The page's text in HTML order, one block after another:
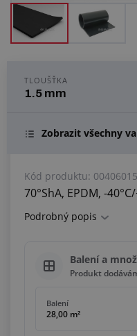
TLOUŠŤKA
1.5 mm
Zobrazit všechny
Kód produktu: 00406015
70°ShA, EPDM, -
Podrobný popis
Balení a
Produkt
Balení
28,00 m²